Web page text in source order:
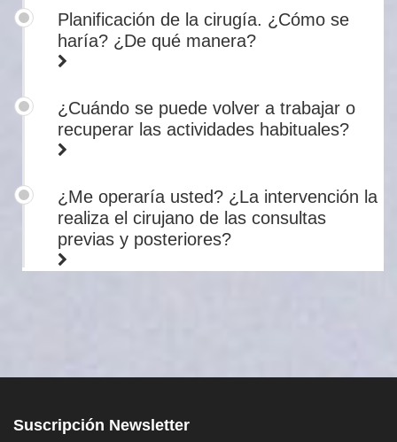
Planificación de la cirugía. ¿Cómo se
haría? ¿De qué manera?
¿Cuándo se puede volver a trabajar o
recuperar las actividades habituales?
¿Me operaría usted? ¿La intervención la
realiza el cirujano de las consultas
previas y posteriores?
Suscripción Newsletter